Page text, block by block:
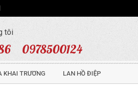
tôi
0978500124
KHAI TRƯƠNG LAN HỒ ĐIỆP